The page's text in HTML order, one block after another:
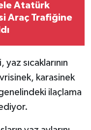
Atatürk
Araç Trafiğine
sıcaklarının
karasinek
ilaçlama